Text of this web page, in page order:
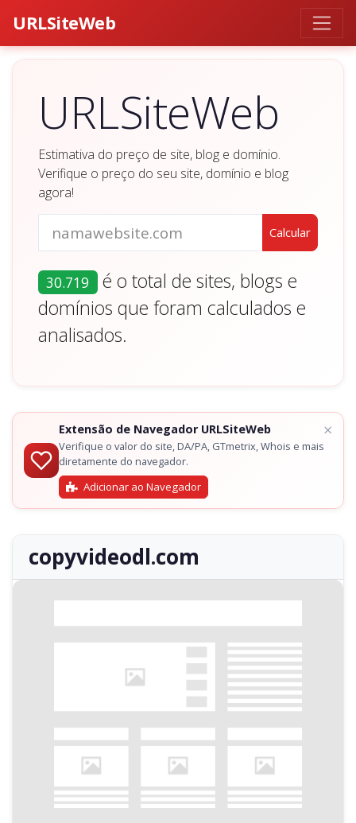
URLSiteWeb
URLSiteWeb
Estimativa do preço de site, blog e domínio.
Verifique o preço do seu site, domínio e blog
agora!
30.719 é o total de sites, blogs e
domínios que foram calculados e
analisados.
Extensão de Navegador URLSiteWeb
Verifique o valor do site, DA/PA, GTmetrix, Whois e mais
diretamente do navegador.
Adicionar ao Navegador
×
copyvideodl.com